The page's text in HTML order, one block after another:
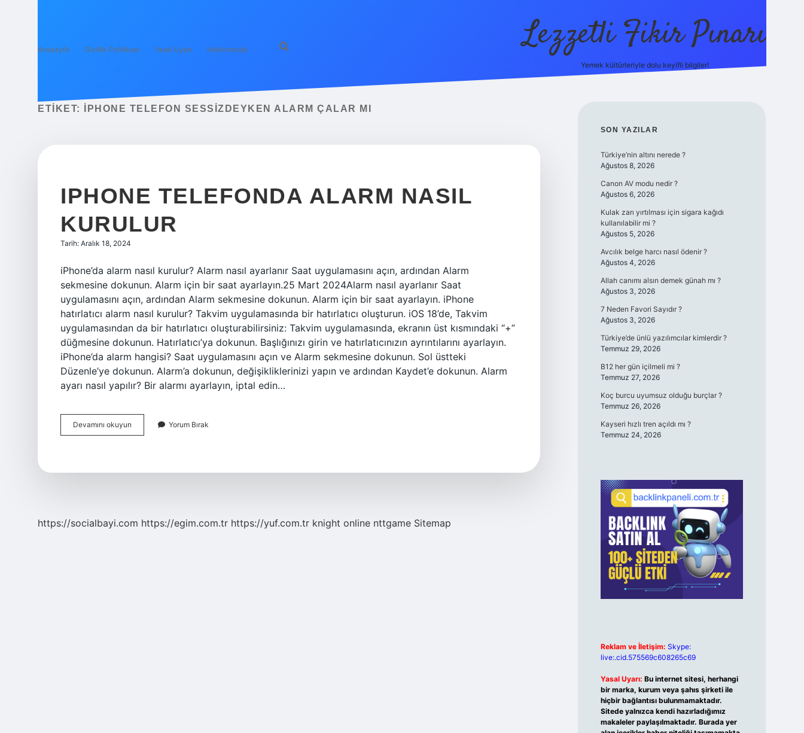
Anasayfa Gizlilik Politikası Yasal Uyarı Hakkımızda Lezzetli Fikir Pınarı
Yemek kültürleriyle dolu keyifli bilgiler!
ETIKET: IPHONE TELEFON SESSIZDEYKEN ALARM ÇALAR MI
IPHONE TELEFONDA ALARM NASIL
KURULUR
Tarih: Aralık 18, 2024
iPhone’da alarm nasıl kurulur? Alarm nasıl ayarlanır Saat uygulamasını açın, ardından Alarm
sekmesine dokunun. Alarm için bir saat ayarlayın.25 Mart 2024Alarm nasıl ayarlanır Saat
uygulamasını açın, ardından Alarm sekmesine dokunun. Alarm için bir saat ayarlayın. iPhone
hatırlatıcı alarm nasıl kurulur? Takvim uygulamasında bir hatırlatıcı oluşturun. iOS 18’de, Takvim
uygulamasından da bir hatırlatıcı oluşturabilirsiniz: Takvim uygulamasında, ekranın üst kısmındaki “+”
düğmesine dokunun. Hatırlatıcı’ya dokunun. Başlığınızı girin ve hatırlatıcınızın ayrıntılarını ayarlayın.
iPhone’da alarm hangisi? Saat uygulamasını açın ve Alarm sekmesine dokunun. Sol üstteki
Düzenle’ye dokunun. Alarm’a dokunun, değişikliklerinizi yapın ve ardından Kaydet’e dokunun. Alarm
ayarı nasıl yapılır? Bir alarmı ayarlayın, iptal edin…
Devamını okuyun
Telefonda
Yorum Bırak
https://socialbayi.com https://egim.com.tr https://yuf.com.tr knight online nttgame Sitemap
SIDEBAR
SON YAZILAR
Türkiye’nin altını nerede ?
Ağustos 8, 2026
Canon AV modu nedir ?
Ağustos 6, 2026
Kulak zarı yırtılması için sigara kağıdı
kullanılabilir mi ?
Ağustos 5, 2026
Avcılık belge harcı nasıl ödenir ?
Ağustos 4, 2026
Allah canımı alsın demek günah mı ?
Ağustos 3, 2026
7 Neden Favori Sayıdır ?
Ağustos 3, 2026
Türkiye’de ünlü yazılımcılar kimlerdir ?
Temmuz 29, 2026
B12 her gün içilmeli mi ?
Temmuz 27, 2026
Koç burcu uyumsuz olduğu burçlar ?
Temmuz 26, 2026
Kayseri hızlı tren açıldı mı ?
Temmuz 24, 2026
Reklam ve İletişim: Skype:
live:.cid.575569c608265c69
Yasal Uyarı: Bu internet sitesi, herhangi
bir marka, kurum veya şahıs şirketi ile
hiçbir bağlantısı bulunmamaktadır.
Sitede yalnızca kendi hazırladığımız
makaleler paylaşılmaktadır. Burada yer